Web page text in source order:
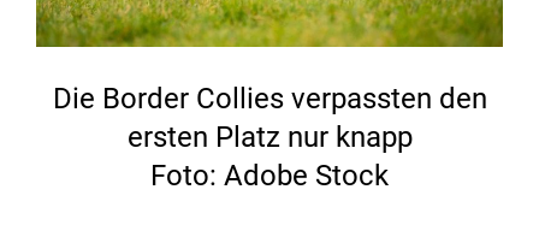
Die Border Collies verpassten den
ersten Platz nur knapp
Foto: Adobe Stock